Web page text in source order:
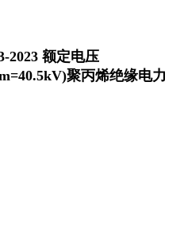
2023 额定电压
聚丙烯绝缘电力